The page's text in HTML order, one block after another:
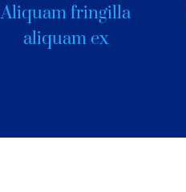
Aliquam fringilla
aliquam ex